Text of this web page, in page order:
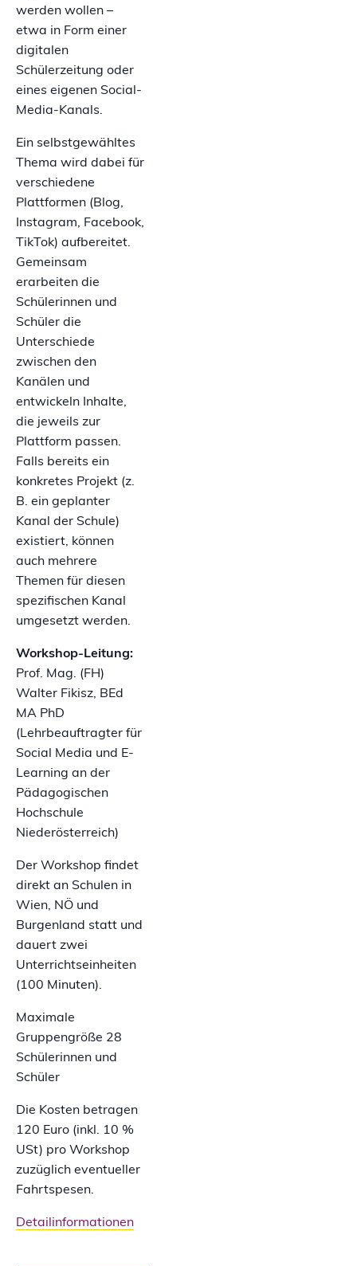
werden wollen –
etwa in Form einer
digitalen
Schülerzeitung oder
eines eigenen Social-
Media-Kanals.
Ein selbstgewähltes
Thema wird dabei für
verschiedene
Plattformen (Blog,
Instagram, Facebook,
TikTok) aufbereitet.
Gemeinsam
erarbeiten die
Schülerinnen und
Schüler die
Unterschiede
zwischen den
Kanälen und
entwickeln Inhalte,
die jeweils zur
Plattform passen.
Falls bereits ein
konkretes Projekt (z.
B. ein geplanter
Kanal der Schule)
existiert, können
auch mehrere
Themen für diesen
spezifischen Kanal
umgesetzt werden.
Workshop-Leitung:
Prof. Mag. (FH)
Walter Fikisz, BEd
MA PhD
(Lehrbeauftragter für
Social Media und E-
Learning an der
Pädagogischen
Hochschule
Niederösterreich)
Der Workshop findet
direkt an Schulen in
Wien, NÖ und
Burgenland statt und
dauert zwei
Unterrichtseinheiten
(100 Minuten).
Maximale
Gruppengröße 28
Schülerinnen und
Schüler
Die Kosten betragen
120 Euro (inkl. 10 %
USt) pro Workshop
zuzüglich eventueller
Fahrtspesen.
Detailinformationen